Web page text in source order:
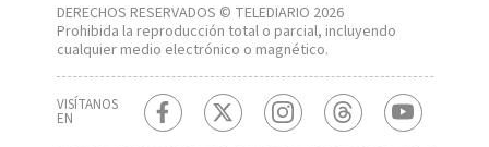
DERECHOS RESERVADOS © TELEDIARIO 2026
Prohibida la reproducción total o parcial, incluyendo
cualquier medio electrónico o magnético.
VISÍTANOS
EN